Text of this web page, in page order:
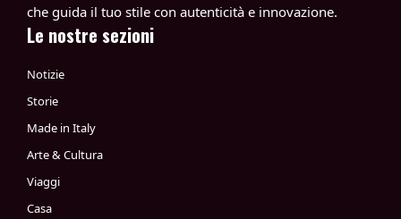
che guida il tuo stile con autenticità e innovazione.
Le nostre sezioni
Notizie
Storie
Made in Italy
Arte & Cultura
Viaggi
Casa